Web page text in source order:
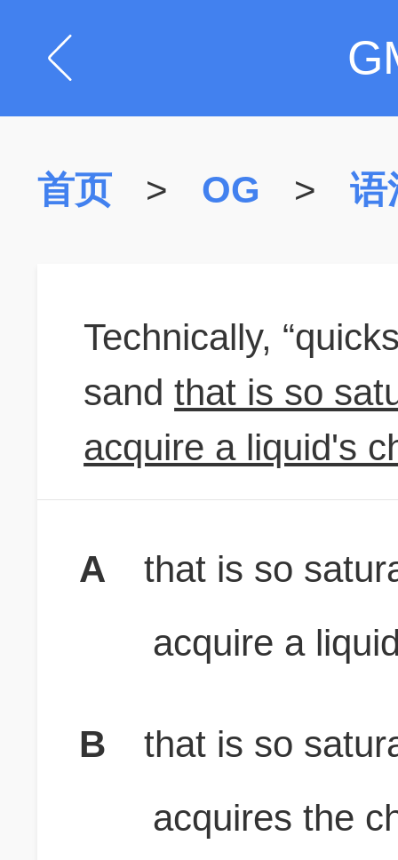
首页 > OG > 语
Technically,
sandthat is so
acquire a liquid's
A
that is so
acquire a
B
that is so
acquires the